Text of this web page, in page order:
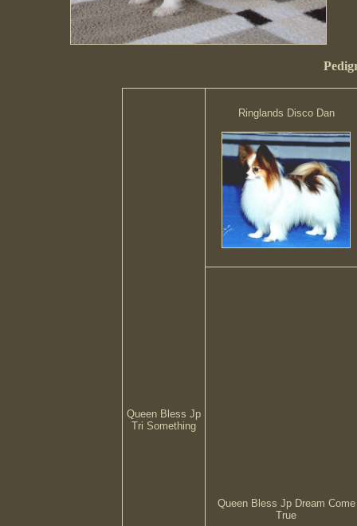
Queen Bless Jp
Tri Something
Ringlands Disco Dan
Queen Bless Jp Dream Come
True